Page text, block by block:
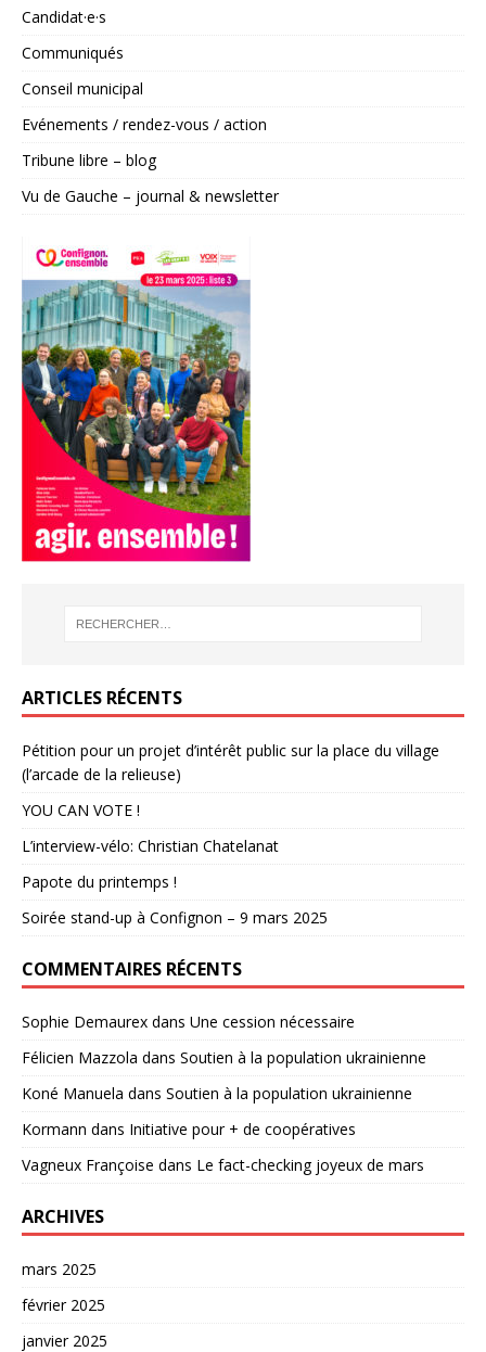
e
n
a
i
v
:
Candidat·e·s
Communiqués
Conseil municipal
Evénements / rendez-vous / action
Tribune libre – blog
Vu de Gauche – journal & newsletter
ARTICLES RÉCENTS
Pétition pour un projet d’intérêt public sur la place du village
(l’arcade de la relieuse)
YOU CAN VOTE !
L’interview-vélo: Christian Chatelanat
Papote du printemps !
Soirée stand-up à Confignon – 9 mars 2025
COMMENTAIRES RÉCENTS
Sophie Demaurex dans Une cession nécessaire
Félicien Mazzola dans Soutien à la population ukrainienne
Koné Manuela dans Soutien à la population ukrainienne
Kormann dans Initiative pour + de coopératives
Vagneux Françoise dans Le fact-checking joyeux de mars
ARCHIVES
mars 2025
février 2025
janvier 2025